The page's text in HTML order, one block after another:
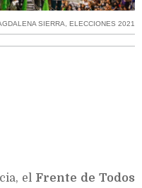
SIERRA, ELECCIONES 2021
el Frente de Todos